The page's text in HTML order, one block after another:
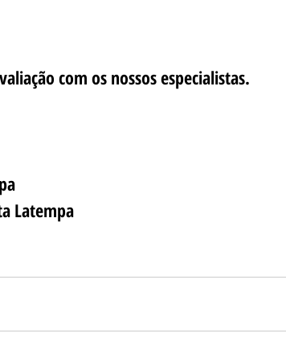
com os nossos especialistas.
Latempa